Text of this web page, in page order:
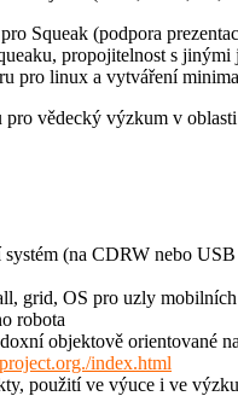
Squeak (podpora
propojitelnost s jinými
pro linux a vytváření
vědecký výzkum v
(na CDRW nebo
grid, OS pro uzly
robota
objektově orientované
index.html
použití ve výuce i ve